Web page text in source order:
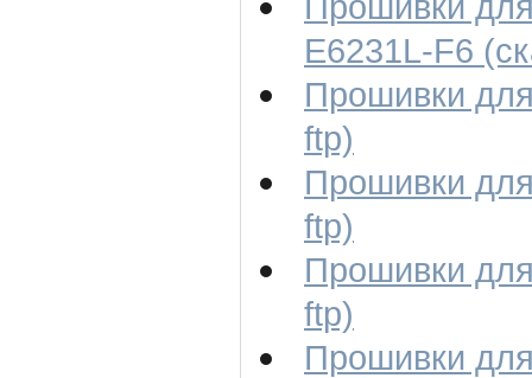
E6231L-F6
Прошивки
ftp)
Прошивки
ftp)
Прошивки
ftp)
Прошивки